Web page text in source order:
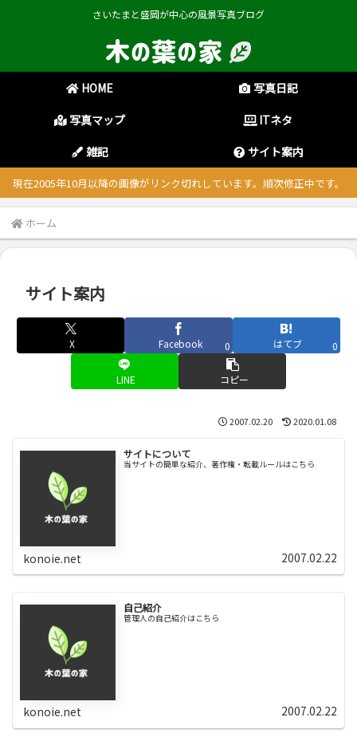
さいたまと盛岡が中心の風景写真ブログ
HOME
写真日記
写真マップ
ITネタ
雑記
サイト案内
現在2005年10月以降の画像がリンク切れしています。順次修正中です。
ホーム
サイト案内
X Facebook 0 はてブ 0
LINE コピー
2007.02.20 2020.01.08
サイトについて
当サイトの簡単な紹介、著作権・転載ルールはこちら
konoie.net 2007.02.22
自己紹介
管理人の自己紹介はこちら
konoie.net 2007.02.22